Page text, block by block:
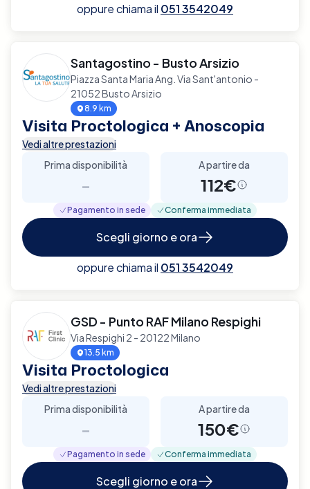
oppure chiama il 051 3542049
Santagostino - Busto Arsizio
Piazza Santa Maria Ang. Via Sant'antonio -
21052 Busto Arsizio
8.9 km
Visita Proctologica + Anoscopia
Vedi altre prestazioni
Prima disponibilità
-
A partire da
112€
Pagamento in sede Conferma immediata
Scegli giorno e ora
oppure chiama il 051 3542049
GSD - Punto RAF Milano Respighi
Via Respighi 2 - 20122 Milano
13.5 km
Visita Proctologica
Vedi altre prestazioni
Prima disponibilità
-
A partire da
150€
Pagamento in sede Conferma immediata
Scegli giorno e ora